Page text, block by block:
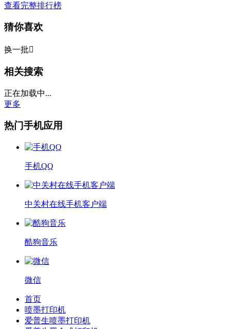
查看完整排行榜
猜你喜欢
换一批
相关搜索
正在加载中...
更多
热门手机应用
手机QQ
中关村在线手机客户端
酷狗音乐
微信
首页
喷墨打印机
爱普生喷墨打印机